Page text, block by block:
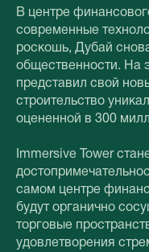
В центре
современные
роскошь, Дубай
общественности. На
представил свой
строительство
оцененной в 300
Immersive Tower
самом центре
будут органично
торговые
удовлетворения